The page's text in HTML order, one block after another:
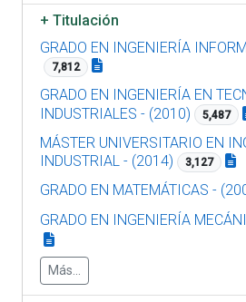
+Titulación
GRADO EN INGENIERÍA
7,812
GRADO EN INGENIERÍA EN
INDUSTRIALES - (2010)
5,487
MÁSTER UNIVERSITARIO EN
INDUSTRIAL - (2014)
3,127
GRADO EN MATEMÁTICAS -
GRADO EN INGENIERÍA
Más...